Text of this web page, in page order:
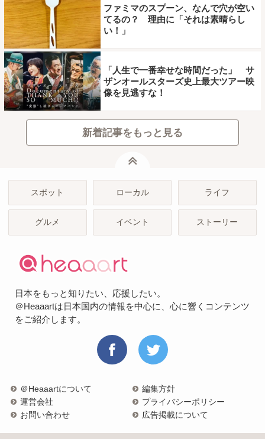
ファミマのスプーン、なんで穴が空い
てるの？ 理由に「それは素晴らし
い！」
「人生で一番幸せな時間だった」 サ
ザンオールスターズ史上最大ツアー映
像を見逃すな！
新着記事をもっと見る
スポット ローカル ライフ
グルメ イベント ストーリー
日本をもっと知りたい、応援したい。
＠Heaaartは日本国内の情報を中心に、心に響くコンテンツ
をご紹介します。
＠Heaaartについて
編集方針
運営会社
プライバシーポリシー
お問い合わせ
広告掲載について